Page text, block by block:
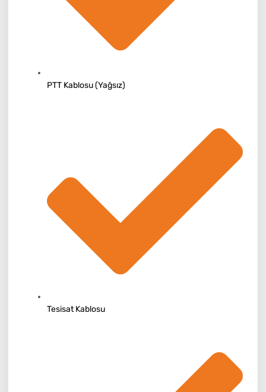
PTT Kablosu (Yağsız)
Tesisat Kablosu